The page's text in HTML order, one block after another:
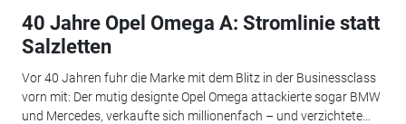
40 Jahre Opel Omega A: Stromlinie statt
Salzletten
Vor 40 Jahren fuhr die Marke mit dem Blitz in der Businessclass
vorn mit: Der mutig designte Opel Omega attackierte sogar BMW
und Mercedes, verkaufte sich millionenfach – und verzichtete...